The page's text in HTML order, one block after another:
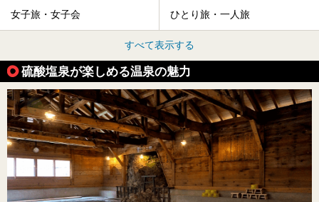
女子旅・女子会 ひとり旅・一人旅
すべて表示する
硫酸塩泉が楽しめる温泉の魅力